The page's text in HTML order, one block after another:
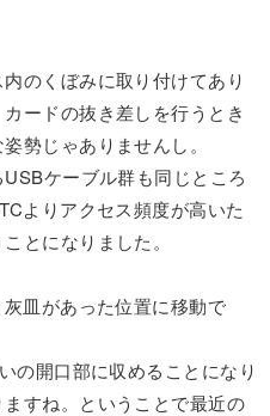
のくぼみに取り付けてあり
ードの抜き差しを行うとき
勢じゃありませんし。
ケーブル群も同じところ
よりアクセス頻度が高いた
とになりました。
皿があった位置に移動で
の開口部に収めることになり
すね。ということで最近の